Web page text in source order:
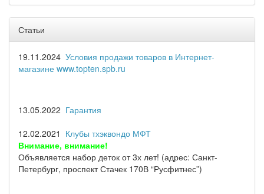
Статьи
19.11.2024 Условия продажи товаров в Интернет-
магазине www.topten.spb.ru
13.05.2022 Гарантия
12.02.2021 Клубы тхэквондо МФТ
Внимание, внимание!
Объявляется набор деток от 3х лет! (адрес: Санкт-
Петербург, проспект Стачек 170В “Русфитнес”)